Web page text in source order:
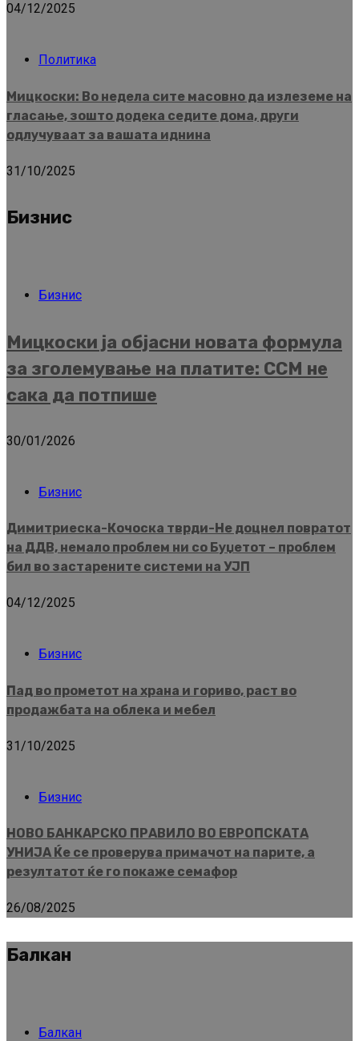
04/12/2025
Политика
Мицкоски: Во недела сите масовно да излеземе на
гласање, зошто додека седите дома, други
одлучуваат за вашата иднина
31/10/2025
Бизнис
Бизнис
Мицкоски ја објасни новата формула
за зголемување на платите: ССМ не
сака да потпише
30/01/2026
Бизнис
Димитриеска-Кочоска тврди-Не доцнел повратот
на ДДВ, немало проблем ни со Буџетот – проблем
бил во застарените системи на УЈП
04/12/2025
Бизнис
Пад во прометот на храна и гориво, раст во
продажбата на облека и мебел
31/10/2025
Бизнис
НОВО БАНКАРСКО ПРАВИЛО ВО ЕВРОПСКАТА
УНИЈА Ќе се проверува примачот на парите, а
резултатот ќе го покаже семафор
26/08/2025
Балкан
Балкан